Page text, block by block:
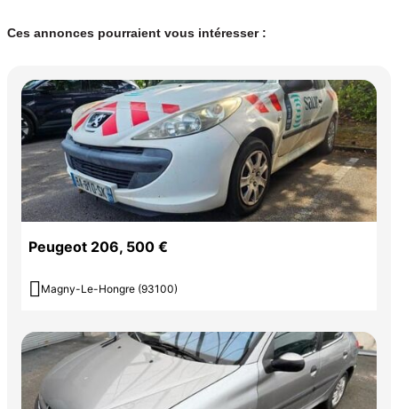
Ces annonces pourraient vous intéresser :
Peugeot 206, 500 €
 Magny-Le-Hongre (93100)